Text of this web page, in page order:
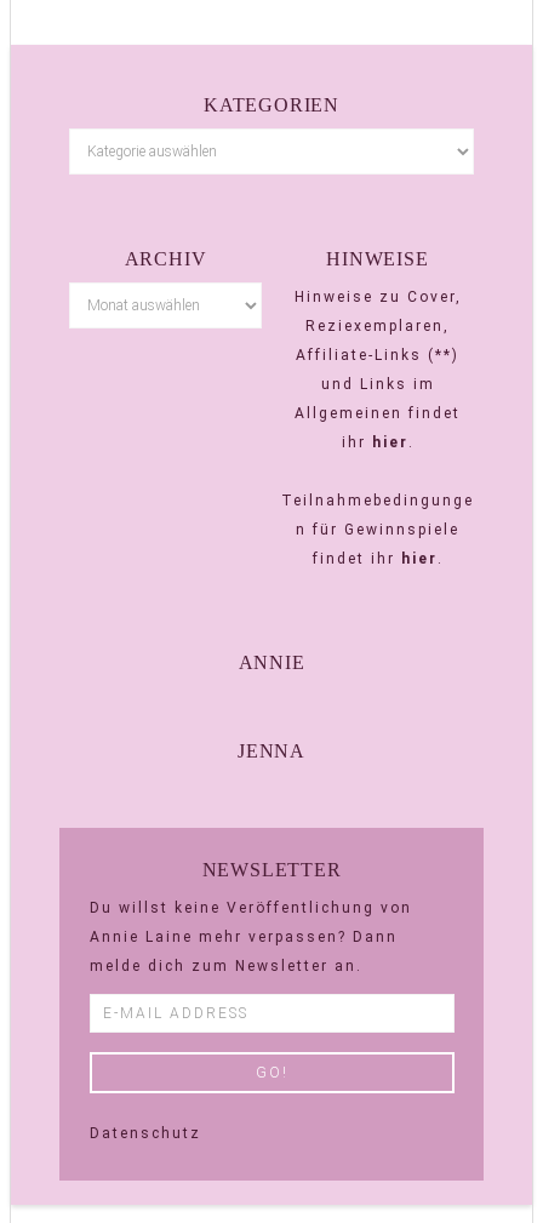
KATEGORIEN
ARCHIV HINWEISE
Hinweise zu Cover,
Reziexemplaren,
Affiliate-Links (**)
und Links im
Allgemeinen findet
ihr
hier .
Teilnahmebedingunge
n für Gewinnspiele
findet ihr
hier .
ANNIE
JENNA
NEWSLETTER
Du willst keine Veröffentlichung von
Annie Laine mehr verpassen? Dann
melde dich zum Newsletter an.
Datenschutz